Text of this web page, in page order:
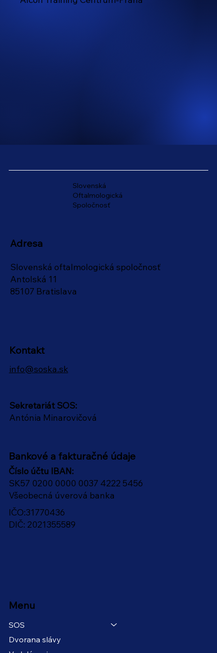
Slovenská
Oftalmologická
Spoločnosť
Adresa
Slovenská oftalmologická spoločnosť
Antolská 11
85107 Bratislava
Bankové a fakturačné údaje
Číslo účtu IBAN:
SK57 0200 0000 0037 4222 5456
Všeobecná úverová banka
IČO:31770436
DIČ: 2021355589
Kontakt
info@soska.sk
Sekretariát SOS:
Antónia Minarovičová
Menu
SOS
Dvorana slávy